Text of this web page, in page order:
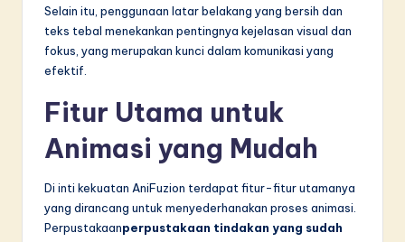
Selain itu, penggunaan latar belakang yang bersih dan
teks tebal menekankan pentingnya kejelasan visual dan
fokus, yang merupakan kunci dalam komunikasi yang
efektif.
Fitur Utama untuk
Animasi yang Mudah
Di inti kekuatan AniFuzion terdapat fitur-fitur utamanya
yang dirancang untuk menyederhanakan proses animasi.
Perpustakaanperpustakaan tindakan yang sudah